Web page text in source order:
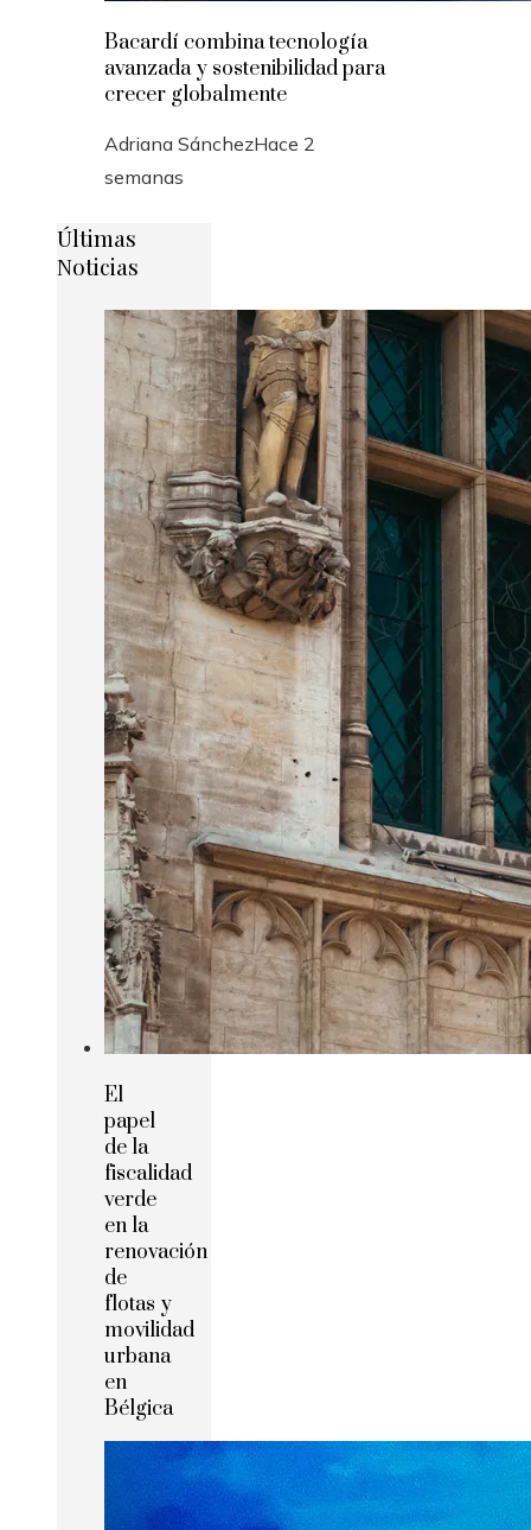
Bacardí combina tecnología
avanzada y sostenibilidad para
crecer globalmente
Adriana SánchezHace 2
semanas
Últimas
Noticias
El
papel
de la
fiscalidad
verde
en la
renovación
de
flotas y
movilidad
urbana
en
Bélgica